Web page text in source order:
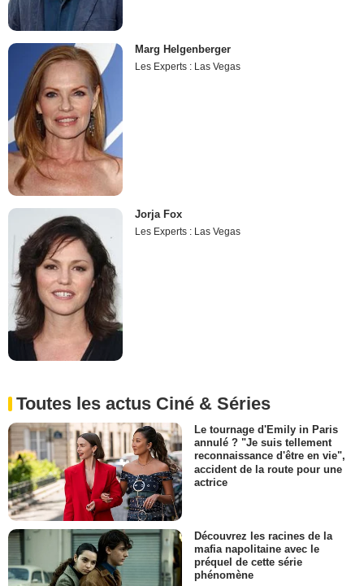
Marg Helgenberger
Les Experts : Las Vegas
Jorja Fox
Les Experts : Las Vegas
Toutes les actus Ciné & Séries
Le tournage d'Emily in Paris
annulé ? "Je suis tellement
reconnaissance d'être en vie",
accident de la route pour une
actrice
Découvrez les racines de la
mafia napolitaine avec le
préquel de cette série
phénomène